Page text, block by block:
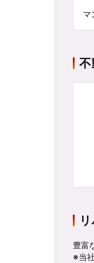
マ
豊富
※当